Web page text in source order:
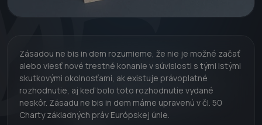
Zásadou ne bis in dem rozumieme, že nie je možné začať
alebo viesť nové trestné konanie v súvislosti s tými istými
skutkovými okolnosťami, ak existuje právoplatné
rozhodnutie, aj keď bolo toto rozhodnutie vydané
neskôr. Zásadu ne bis in dem máme upravenú v čl. 50
Charty základných práv Európskej únie.